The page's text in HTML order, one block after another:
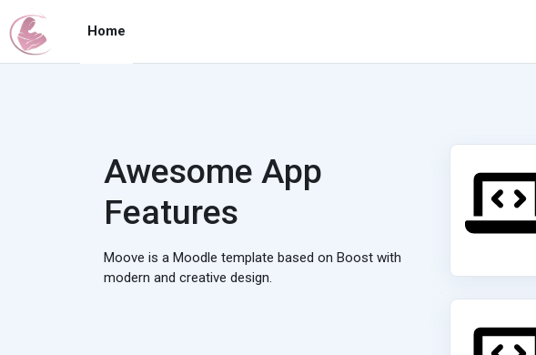
Home
Awesome App
Features
Moove is a Moodle template based on Boost with
modern and creative design.